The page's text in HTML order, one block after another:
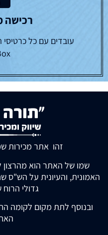
רכישה
זהו אתר מכירות
שמו של האתר הוא
האמונית, והעיונית על הש"ס
גדולי
ובנוסף לתת מקום לקומה